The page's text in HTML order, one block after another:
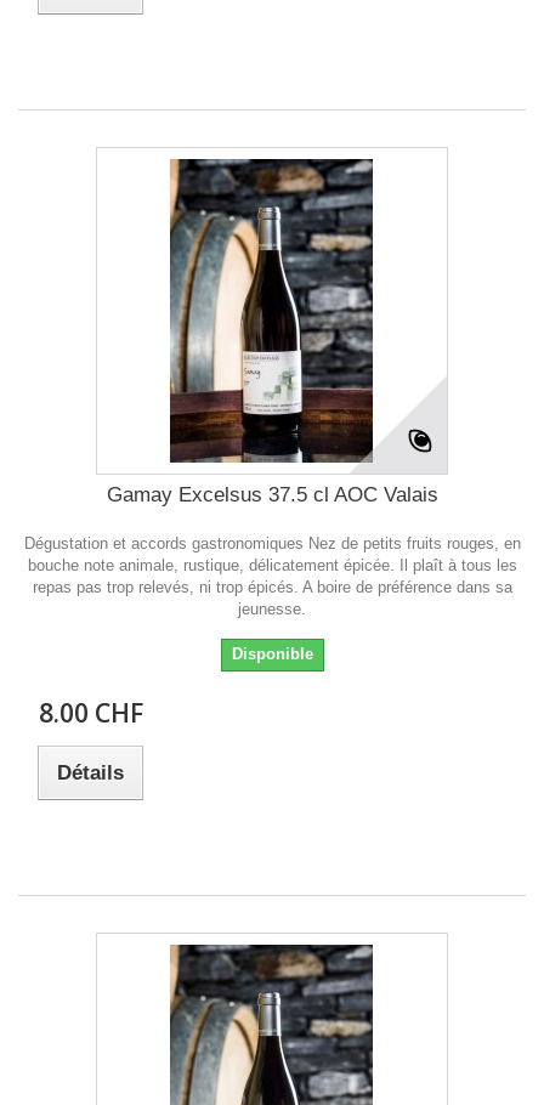
Gamay Excelsus 37.5 cl AOC Valais
Dégustation et accords gastronomiques Nez de petits fruits rouges, en
bouche note animale, rustique, délicatement épicée. Il plaît à tous les
repas pas trop relevés, ni trop épicés. A boire de préférence dans sa
jeunesse.
Disponible
8.00 CHF
Détails